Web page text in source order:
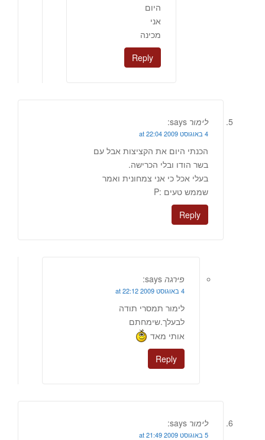
היום
אני
מכינה
Reply
לימור says:
4 באוגוסט 2009 at 22:04
הכנתי היום את הקציצות אבל עם
בשר הודו ובלי הכרישה.
בעלי אכל כי אני צמחונית ואמר
שממש טעים :P
Reply
פירגה says:
4 באוגוסט 2009 at 22:12
לימור תמסרי תודה
לבעלך.שימחתם
אותי מאד
Reply
לימור says:
5 באוגוסט 2009 at 21:49